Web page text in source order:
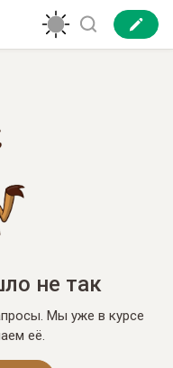
не так
Мы уже в курсе
её.